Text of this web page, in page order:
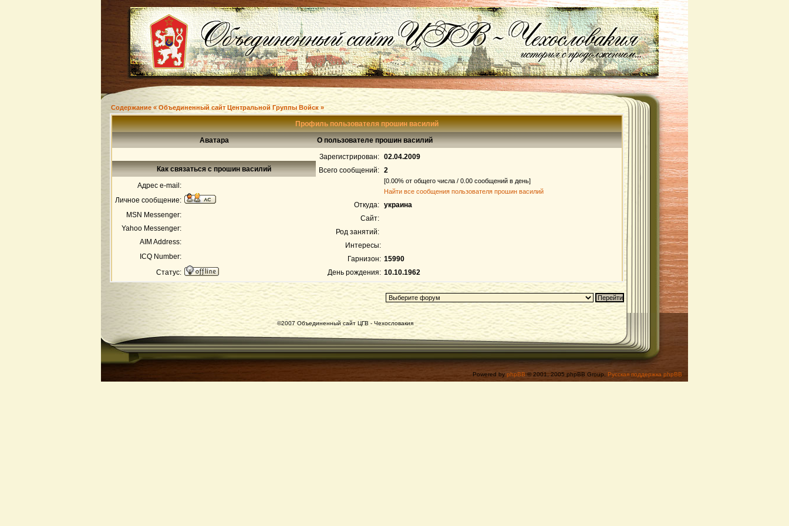
Содержание « Объединенный сайт Центральной Группы Войск »
Профиль пользователя прошин василий
Аватара
О пользователе прошин василий
Зарегистрирован: 02.04.2009
Всего сообщений: 2
[0.00% от общего числа / 0.00 сообщений в день]
Найти все сообщения пользователя прошин василий
Откуда: украина
Сайт:
Род занятий:
Интересы:
Гарнизон: 15990
День рождения: 10.10.1962
Как связаться с прошин василий
Адрес e-mail:
Личное сообщение:
MSN Messenger:
Yahoo Messenger:
AIM Address:
ICQ Number:
Статус:
©2007 Объединенный сайт ЦГВ - Чехословакия
Powered by phpBB © 2001, 2005 phpBB Group, Русская поддержка phpBB